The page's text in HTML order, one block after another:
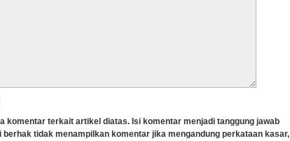
komentar terkait artikel diatas. Isi komentar menjadi tanggung jawab
berhak tidak menampilkan komentar jika mengandung perkataan kasar,